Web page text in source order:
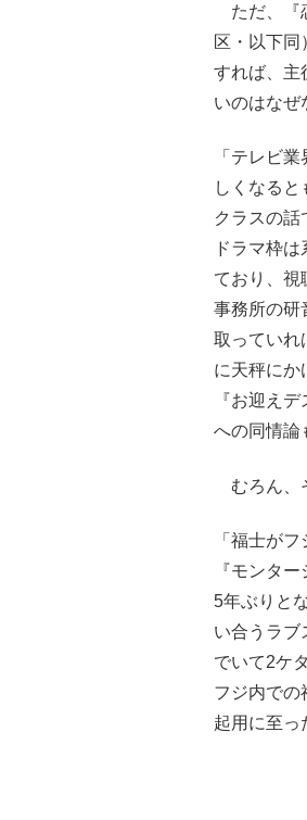
ただ、『
区・以下
すれば、主
いのはなぜ
「テレビ
しくなる
クラスの話
ドラマ枠
ており、視
事務所の研
取っていれ
に天秤にか
『お迎え
への同情論
むろん、
「福士が
『モンタ
5年ぶりと
い合うラブ
でいて2ケ
フジ内での
起用に至っ